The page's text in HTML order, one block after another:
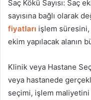
Saç Kökü Sayısı: Saç
sayısına bağlı olarak
fiyatları işlem süresini,
ekim yapılacak alanın
Klinik veya Hastane
veya hastanede
seçimi, işlem